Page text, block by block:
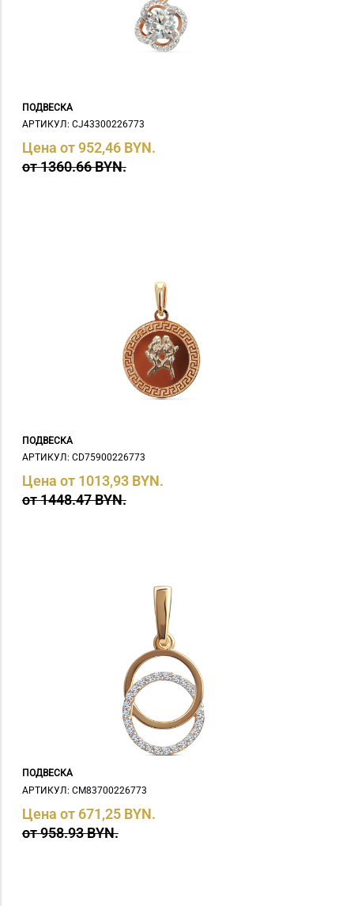
ПОДВЕСКА
АРТИКУЛ: СJ43300226773
Цена от 952,46 BYN.
от 1360.66 BYN.
ПОДВЕСКА
АРТИКУЛ: СD75900226773
Цена от 1013,93 BYN.
от 1448.47 BYN.
ПОДВЕСКА
АРТИКУЛ: СM83700226773
Цена от 671,25 BYN.
от 958.93 BYN.